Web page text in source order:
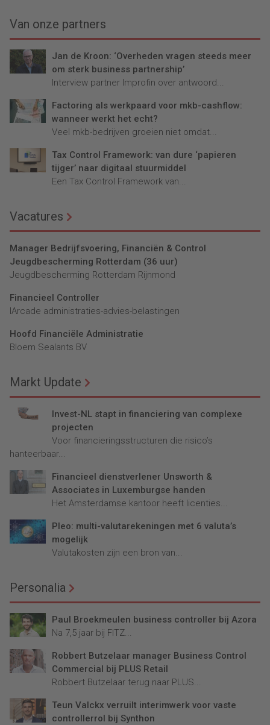
incasseert wanneer dit het
geld is, rond de vervaldatum
of tot een uiterste moment
hierna - maar hoe men dit
doel bereikt wordt in het
bedrijfsleven zeer
verschillend ingevuld.
Van onze partners
Jan de Kroon: ‘Overheden vragen steeds meer
om sterk business partnership’
Interview partner Improfin over antwoord...
Factoring als werkpaard voor mkb-cashflow:
wanneer werkt het echt?
Veel mkb-bedrijven groeien niet omdat...
Tax Control Framework: van dure ‘papieren
tijger’ naar digitaal stuurmiddel
Een Tax Control Framework van...
Vacatures
Manager Bedrijfsvoering, Financiën & Control
Jeugdbescherming Rotterdam (36 uur)
Jeugdbescherming Rotterdam Rijnmond
Financieel Controller
lArcade administraties-advies-belastingen
Hoofd Financiële Administratie
Bloem Sealants BV
Markt Update
Invest-NL stapt in financiering van complexe
projecten
Voor financieringsstructuren die risico’s
hanteerbaar...
Financieel dienstverlener Unsworth &
Associates in Luxemburgse handen
Het Amsterdamse kantoor heeft licenties...
Pleo: multi-valutarekeningen met 6 valuta’s
mogelijk
Valutakosten zijn een bron van...
Personalia
Paul Broekmeulen business controller bij Azora
Na 7,5 jaar bij FITZ...
Robbert Butzelaar manager Business Control
Commercial bij PLUS Retail
Robbert Butzelaar terug naar PLUS...
Teun Valckx verruilt interimwerk voor vaste
controllerrol bij Synthon